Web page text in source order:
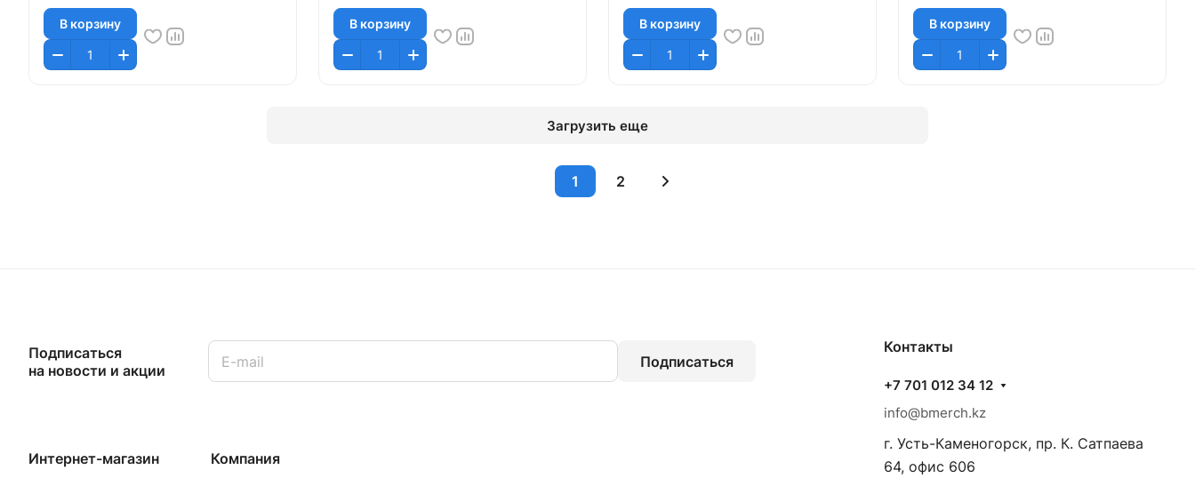
В корзину В корзину В корзину В корзину
Загрузить еще
1 2
Подписаться
на новости и акции
Подписаться
Интернет-магазин Компания
Контакты
+7 701 012 34 12
info@bmerch.kz
г. Усть-Каменогорск, пр. К. Сатпаева
64, офис 606